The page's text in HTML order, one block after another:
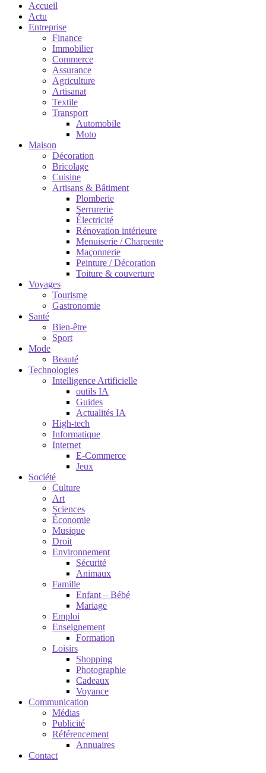
Accueil
Actu
Entreprise
Finance
Immobilier
Commerce
Assurance
Agriculture
Artisanat
Textile
Transport
Automobile
Moto
Maison
Décoration
Bricolage
Cuisine
Artisans & Bâtiment
Plomberie
Serrurerie
Électricité
Rénovation intérieure
Menuiserie / Charpente
Maçonnerie
Peinture / Décoration
Toiture & couverture
Voyages
Tourisme
Gastronomie
Santé
Bien-être
Sport
Mode
Beauté
Technologies
Intelligence Artificielle
outils IA
Guides
Actualités IA
High-tech
Informatique
Internet
E-Commerce
Jeux
Société
Culture
Art
Sciences
Économie
Musique
Droit
Environnement
Sécurité
Animaux
Famille
Enfant – Bébé
Mariage
Emploi
Enseignement
Formation
Loisirs
Shopping
Photographie
Cadeaux
Voyance
Communication
Médias
Publicité
Référencement
Annuaires
Contact